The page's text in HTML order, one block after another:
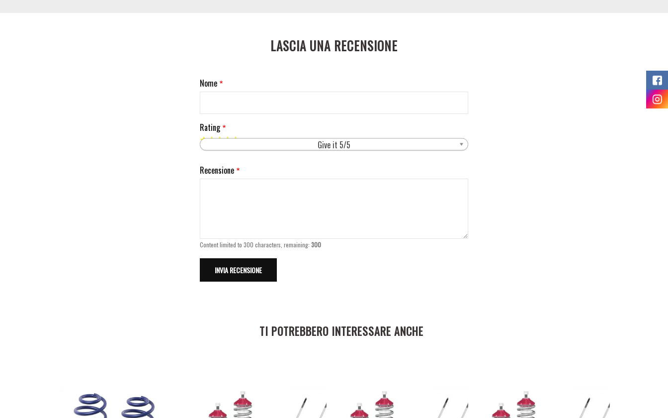
LASCIA UNA RECENSIONE
Nome
Rating
Give it 5/5
Recensione
Content limited to 300 characters, remaining: 300
TI POTREBBERO INTERESSARE ANCHE